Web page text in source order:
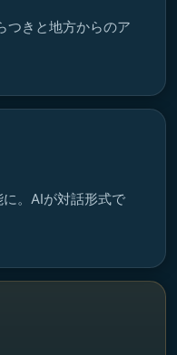
つきと地方からのア
。AIが対話形式で